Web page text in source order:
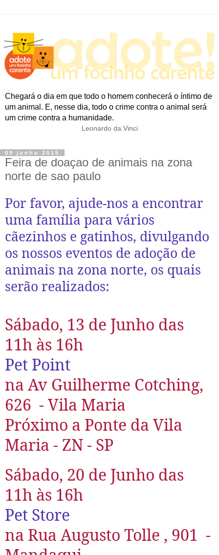
Chegará o dia em que todo o homem conhecerá o íntimo de
um animal. E, nesse dia, todo o crime contra o animal será
um crime contra a humanidade.
Leonardo da Vinci
09 junho 2015
Feira de doaçao de animais na zona
norte de sao paulo
Por favor, ajude-nos a encontrar
uma família para vários
cãezinhos e gatinhos, divulgando
os nossos eventos de adoção de
animais na zona norte, os quais
serão realizados:
Sábado, 13 de Junho das
11h às 16h
Pet Point
na Av Guilherme Cotching,
626 - Vila Maria
Próximo a Ponte da Vila
Maria - ZN - SP
Sábado, 20 de Junho das
11h às 16h
Pet Store
na Rua Augusto Tolle , 901 -